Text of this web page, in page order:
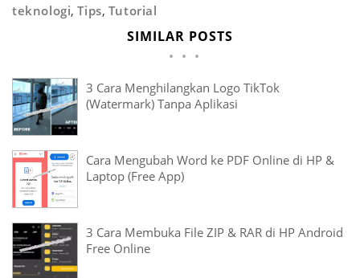
teknologi,Tips, Tutorial
SIMILAR POSTS
3 Cara Menghilangkan Logo TikTok
(Watermark) Tanpa Aplikasi
Cara Mengubah Word ke PDF Online di HP &
Laptop (Free App)
3 Cara Membuka File ZIP & RAR di HP Android
Free Online